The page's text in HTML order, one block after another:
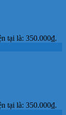
tại là: 350.000₫.
tại là: 350.000₫.